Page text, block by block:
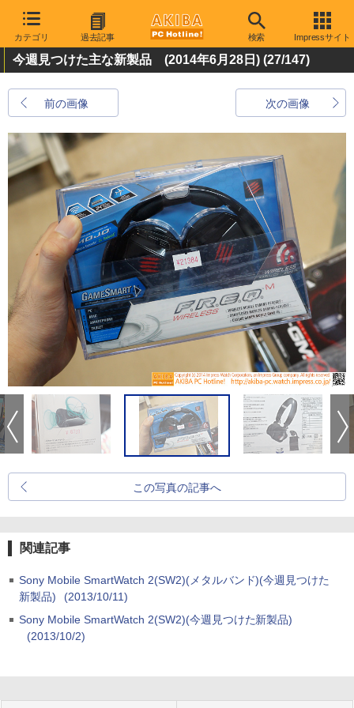
カテゴリ 過去記事 検索 Impressサイト
今週見つけた主な新製品 (2014年6月28日) (27/147)
前の画像 次の画像
この写真の記事へ
関連記事
Sony Mobile SmartWatch 2(SW2)(メタルバンド)(今週見つけた
新製品)
(2013/10/11)
Sony Mobile SmartWatch 2(SW2)(今週見つけた新製品)
(2013/10/2)